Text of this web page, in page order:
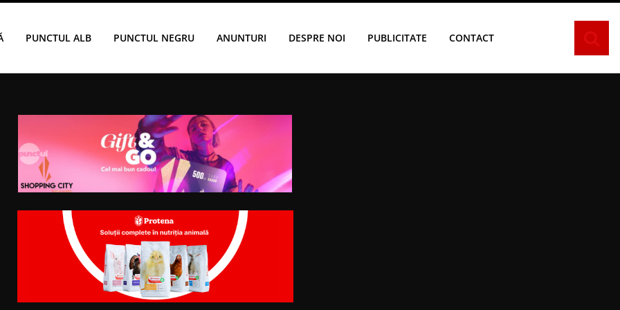
PUNCTUL ALB PUNCTUL NEGRU ANUNTURI DESPRE NOI PUBLICITATE CONTACT